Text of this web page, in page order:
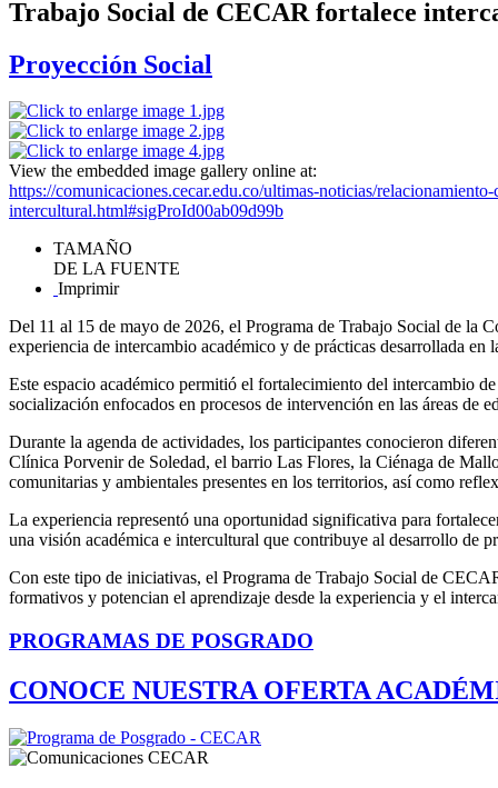
Trabajo Social de CECAR fortalece
Proyección Social
View the embedded image gallery online at:
https://comunicaciones.cecar.edu.co/ultimas-noticias/
intercultural.html#sigProId00ab09d99b
TAMAÑO
DE LA FUENTE
Imprimir
Del 11 al 15 de mayo de 2026, el Programa de Trabajo Social de la
experiencia de intercambio académico y de prácticas desarrollada
Este espacio académico permitió el fortalecimiento del intercambio
socialización enfocados en procesos de intervención en las áreas de
Durante la agenda de actividades, los participantes conocieron
Clínica Porvenir de Soledad, el barrio Las Flores, la Ciénaga de
comunitarias y ambientales presentes en los territorios, así como
La experiencia representó una oportunidad significativa para
una visión académica e intercultural que contribuye al desarrollo de
Con este tipo de iniciativas, el Programa de Trabajo Social de
formativos y potencian el aprendizaje desde la experiencia y el
PROGRAMAS DE POSGRADO
CONOCE NUESTRA OFERTA